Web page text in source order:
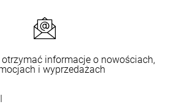
informacje o nowościach,
i wyprzedażach